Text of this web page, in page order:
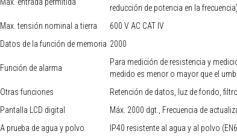
reducción de potencia en la frecuencia)
Max. tensión nominal a tierra
600 V AC CAT IV
Datos de la función de memoria 2000
Función de alarma
Para medición de resistencia y
medido es menor o mayor que el
Otras funciones
Retención de datos, luz de fondo,
Pantalla LCD digital
Máx. 2000 dgt., Frecuencia de
A prueba de agua y polvo
IP40 resistente al agua y al polvo